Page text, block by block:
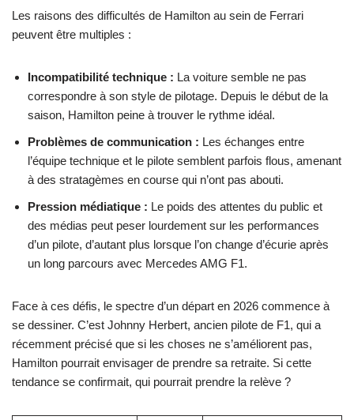
Les raisons des difficultés de Hamilton au sein de Ferrari
peuvent être multiples :
Incompatibilité technique : La voiture semble ne pas
correspondre à son style de pilotage. Depuis le début de la
saison, Hamilton peine à trouver le rythme idéal.
Problèmes de communication : Les échanges entre
l’équipe technique et le pilote semblent parfois flous, amenant
à des stratagèmes en course qui n’ont pas abouti.
Pression médiatique : Le poids des attentes du public et
des médias peut peser lourdement sur les performances
d’un pilote, d’autant plus lorsque l’on change d’écurie après
un long parcours avec Mercedes AMG F1.
Face à ces défis, le spectre d’un départ en 2026 commence à
se dessiner. C’est Johnny Herbert, ancien pilote de F1, qui a
récemment précisé que si les choses ne s’améliorent pas,
Hamilton pourrait envisager de prendre sa retraite. Si cette
tendance se confirmait, qui pourrait prendre la relève ?